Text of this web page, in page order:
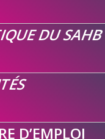
DU SAHB
D’EMPLOI